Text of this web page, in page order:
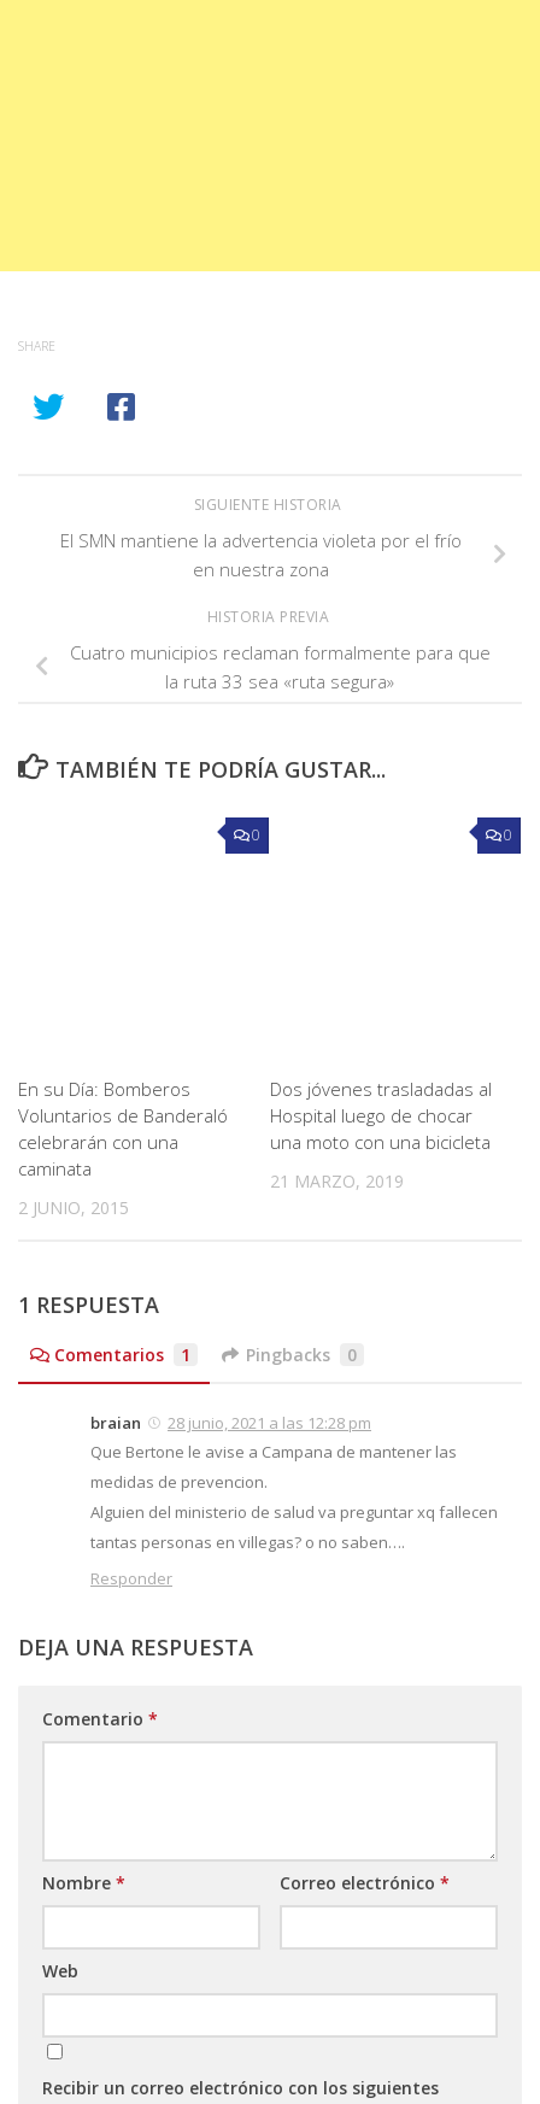
SHARE
SIGUIENTE HISTORIA
El SMN mantiene la advertencia violeta por el frío
en nuestra zona
HISTORIA PREVIA
Cuatro municipios reclaman formalmente para que
la ruta 33 sea «ruta segura»
TAMBIÉN TE PODRÍA GUSTAR...
0
En su Día: Bomberos
Voluntarios de Banderaló
celebrarán con una
caminata
2 JUNIO, 2015
0
Dos jóvenes trasladadas al
Hospital luego de chocar
una moto con una bicicleta
21 MARZO, 2019
1 RESPUESTA
Comentarios 1 Pingbacks 0
braian
28 junio, 2021 a las 12:28 pm
Que Bertone le avise a Campana de mantener las
medidas de prevencion.
Alguien del ministerio de salud va preguntar xq fallecen
tantas personas en villegas? o no saben….
Responder
DEJA UNA RESPUESTA
Comentario *
Nombre * Correo electrónico *
Web
Recibir un correo electrónico con los siguientes